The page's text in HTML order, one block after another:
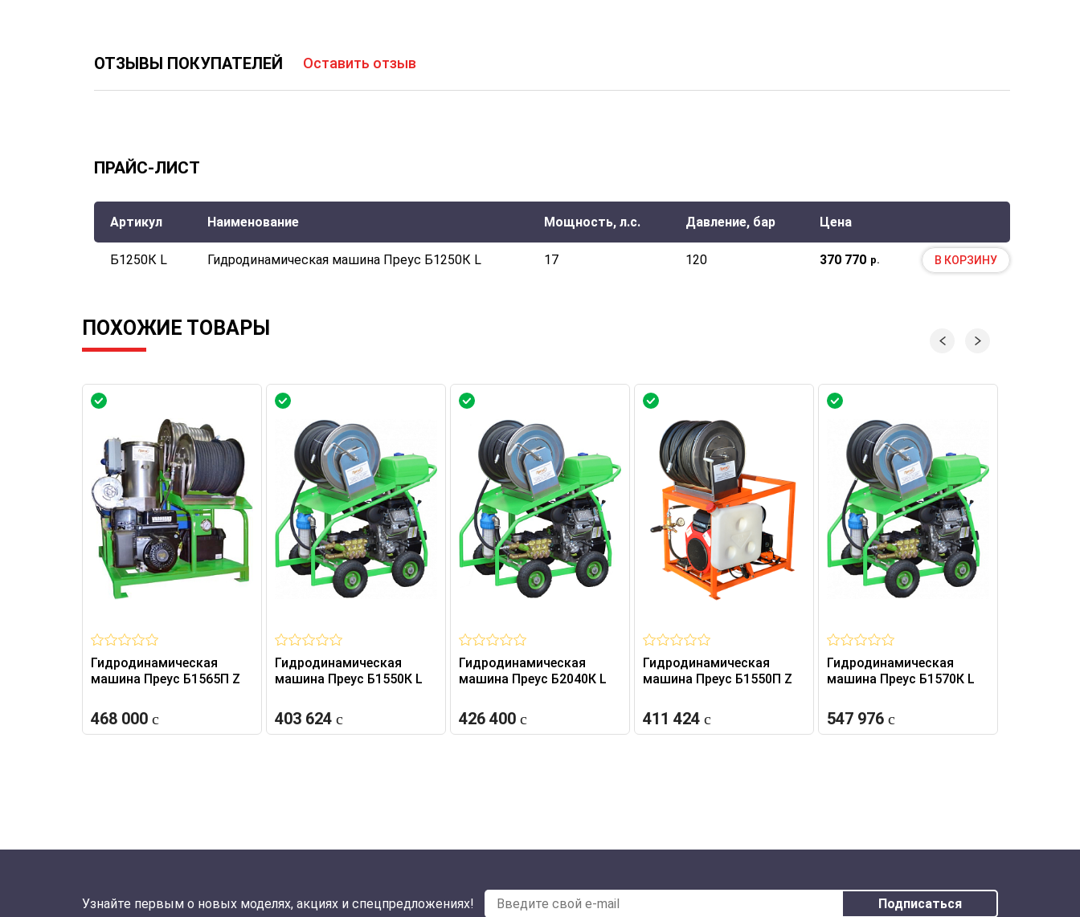
ОТЗЫВЫ ПОКУПАТЕЛЕЙ Оставить отзыв
ПРАЙС-ЛИСТ
Артикул Наименование Мощность, л.с. Давление, бар Цена
Б1250К L Гидродинамическая машина Преус Б1250К L 17 120 370 770 р. В КОРЗИНУ
ПОХОЖИЕ ТОВАРЫ
Гидродинамическая
машина Преус Б1565П Z
468 000
Гидродинамическая
машина Преус Б1550К L
403 624
Гидродинамическая
машина Преус Б2040К L
426 400
Гидродинамическая
машина Преус Б1550П Z
411 424
Гидродинамическая
машина Преус Б1570К L
547 976
Узнайте первым о новых моделях, акциях и спецпредложениях! Подписаться